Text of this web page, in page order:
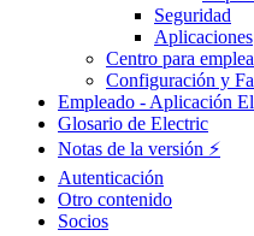
Seguridad
Aplicaciones
Centro para
Configuración y
Empleado - Aplicación
Glosario de Electric
Notas de la versión ⚡️
Autenticación
Otro contenido
Socios